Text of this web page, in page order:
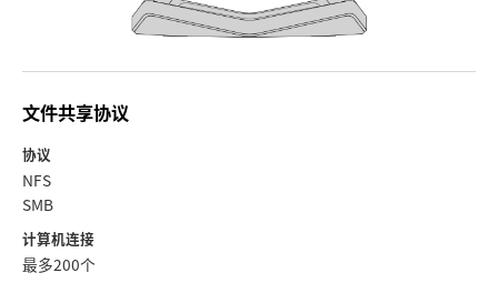
文件共享协议
协议
NFS
SMB
计算机连接
最多200个